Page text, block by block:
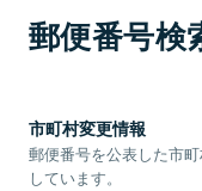
郵便番号検
市町村変更情報
郵便番号を公表した市
しています。